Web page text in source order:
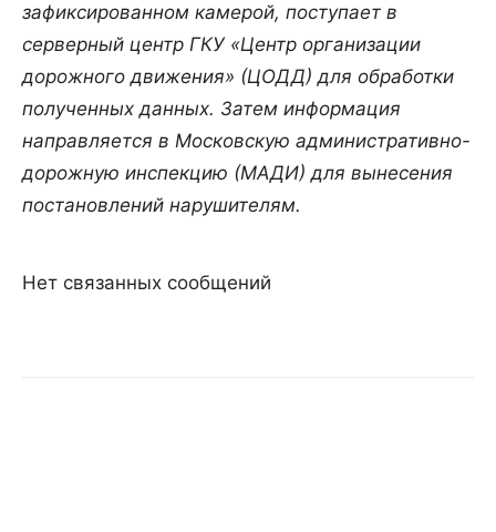
зафиксированном камерой, поступает в
серверный центр ГКУ «Центр организации
дорожного движения» (ЦОДД) для обработки
полученных данных. Затем информация
направляется в Московскую административно-
дорожную инспекцию (МАДИ) для вынесения
постановлений нарушителям.
Нет связанных сообщений